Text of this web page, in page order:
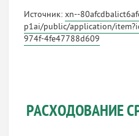
Источник:xn--
p1ai/public/application/
974f-4fe47788d609
РАСХОДОВАНИЕ